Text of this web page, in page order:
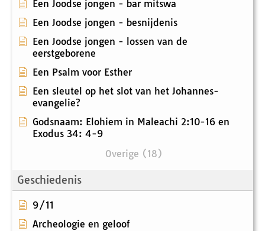
Een Joodse jongen - bar mitswa
Een Joodse jongen - besnijdenis
Een Joodse jongen - lossen van de
eerstgeborene
Een Psalm voor Esther
Een sleutel op het slot van het Johannes-
evangelie?
Godsnaam: Elohiem in Maleachi 2:10-16 en
Exodus 34: 4-9
Overige (18)
Geschiedenis
9/11
Archeologie en geloof